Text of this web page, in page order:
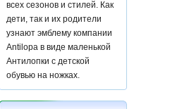
всех сезонов и стилей. Как
дети, так и их родители
узнают эмблему компании
Antilopa в виде маленькой
Антилопки с детской
обувью на ножках.